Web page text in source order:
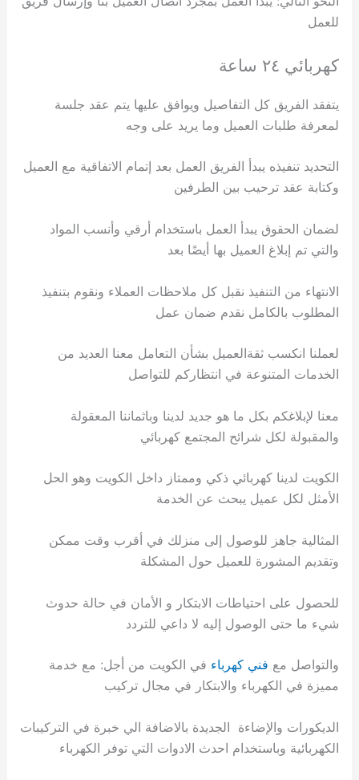
للعمل
كهربائي ٢٤ ساعة
يتفقد الفريق كل التفاصيل ويوافق عليها يتم عقد جلسة
لمعرفة طلبات العميل وما يريد على وجه
التحديد تنفيذه يبدأ الفريق العمل بعد إتمام الاتفاقية مع العميل
وكتابة عقد ترحيب بين الطرفين
لضمان الحقوق يبدأ العمل باستخدام أرقي وأنسب المواد
والتي تم إبلاغ العميل بها أيضًا بعد
الانتهاء من التنفيذ نقبل كل ملاحظات العملاء ونقوم بتنفيذ
المطلوب بالكامل نقدم ضمان عمل
لعملنا انكسب ثقةالعميل بشأن التعامل معنا العديد من
الخدمات المتنوعة في انتظاركم للتواصل
معنا لإبلاغكم بكل ما هو جديد لدينا وباثماننا المعقولة
والمقبولة لكل شرائح المجتمع كهربائي
الكويت لدينا كهربائي ذكي وممتاز داخل الكويت وهو الحل
الأمثل لكل عميل يبحث عن الخدمة
المثالية جاهز للوصول إلى منزلك في أقرب وقت ممكن
وتقديم المشورة للعميل حول المشكلة
للحصول على احتياطات الابتكار و الأمان في حالة حدوث
شيء ما حتى الوصول إليه لا داعي للتردد
والتواصل مع فني كهرباء في الكويت من أجل: مع خدمة
مميزة في الكهرباء والابتكار في مجال تركيب
الديكورات والإضاءة الجديدة بالاضافة الي خبرة في التركيبات
الكهربائية وباستخدام احدث الادوات التي توفر الكهرباء